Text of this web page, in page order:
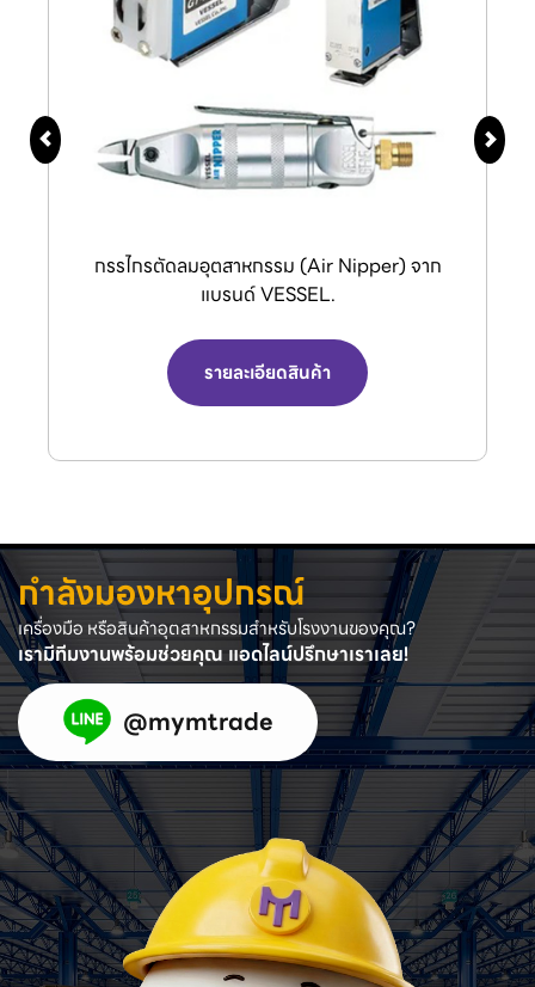
กรรไกรตัดลมอุตสาหกรรม (Air Nipper) จาก
แบรนด์ VESSEL.
รายละเอียดสินค้า
กำลังมองหาอุปกรณ์
เครื่องมือ หรือสินค้าอุตสาหกรรมสำหรับโรงงานของคุณ?
เรามีทีมงานพร้อมช่วยคุณ แอดไลน์ปรึกษาเราเลย!
@mymtrade